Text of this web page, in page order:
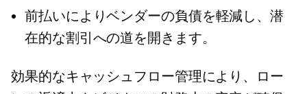
前払いによりベンダーの負債を軽減し、潜
在的な割引への道を開きます。
効果的なキャッシュフロー管理により、ロー